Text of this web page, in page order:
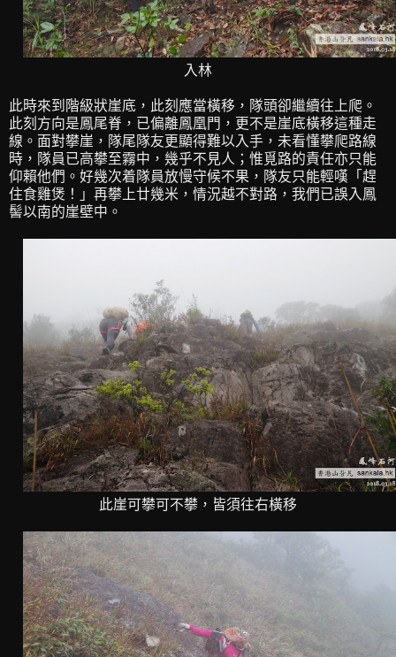
入林
此時來到階級狀崖底，此刻應當橫移，隊頭卻繼續往上爬。
此刻方向是鳳尾脊，已偏離鳳凰門，更不是崖底橫移這種走
線。面對攀崖，隊尾隊友更顯得難以入手，未看懂攀爬路線
時，隊員已高攀至霧中，幾乎不見人；惟覓路的責任亦只能
仰賴他們。好幾次着隊員放慢守候不果，隊友只能輕嘆「趕
住食雞煲！」再攀上廿幾米，情況越不對路，我們已誤入鳳
髻以南的崖壁中。
此崖可攀可不攀，皆須往右橫移